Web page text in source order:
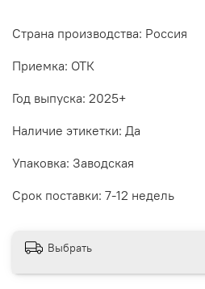
Страна производства: Россия
Приемка: ОТК
Год выпуска: 2025+
Наличие этикетки: Да
Упаковка: Заводская
Срок поставки: 7-12 недель
Выбрать